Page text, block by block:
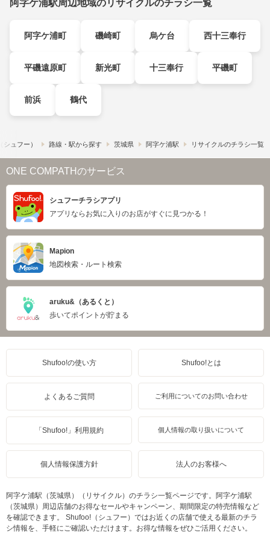
阿字ケ浦駅周辺地域のリサイクルのチラシ一覧
阿字ケ浦町 磯崎町 烏ケ台 西十三奉行
平磯遠原町 新光町 十三奉行 平磯町
前浜 鶴代
ュフー） 路線・駅から探す 茨城県 阿字ケ浦駅 リサイクルのチラシ一覧
ONE COMPATHのサービス
シュフーチラシアプリ
アプリならお気に入りのお店がすぐに見つかる！
Mapion
地図検索・ルート検索
aruku&（あるくと）
歩いてポイントが貯まる
Shufoo!の使い方 Shufoo!とは
よくあるご質問 ご利用についてのお問い合わせ
「Shufoo!」利用規約 個人情報の取り扱いについて
個人情報保護方針 法人のお客様へ
阿字ケ浦駅（茨城県）（リサイクル）のチラシ一覧ページです。阿字ケ浦駅
（茨城県）周辺店舗のお得なセールやキャンペーン、期間限定の特売情報など
を確認できます。 Shufoo!（シュフー）ではお近くの店舗で使える最新のチラ
シ情報を、手軽にご確認いただけます。お得な情報をぜひご活用ください。